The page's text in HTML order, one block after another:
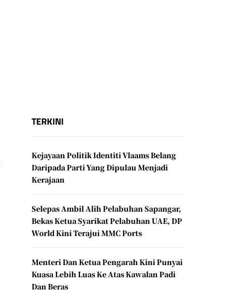
TERKINI
Kejayaan Politik Identiti Vlaams Belang
Daripada Parti Yang Dipulau Menjadi
Kerajaan
Selepas Ambil Alih Pelabuhan Sapangar,
Bekas Ketua Syarikat Pelabuhan UAE, DP
World Kini Terajui MMC Ports
Menteri Dan Ketua Pengarah Kini Punyai
Kuasa Lebih Luas Ke Atas Kawalan Padi
Dan Beras